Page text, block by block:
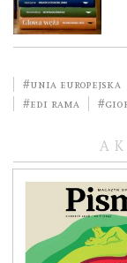
#Unia Europejska
#Edi Rama